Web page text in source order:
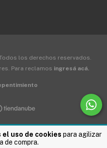
el uso de cookies para agilizar
de compra.
Todos los derechos reservados.
Para reclamos ingresá acá.